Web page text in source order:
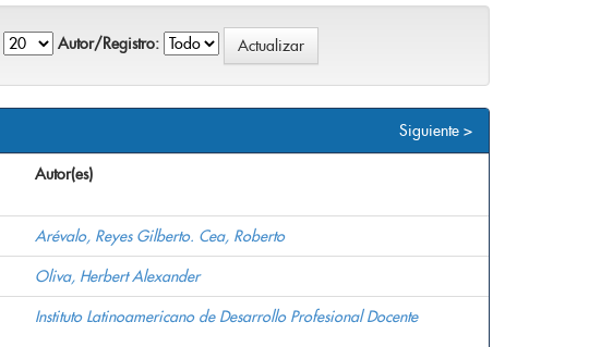
Autor/Registro:
Siguiente >
Autor(es)
Arévalo, Reyes Gilberto. Cea, Roberto
Oliva, Herbert Alexander
Instituto Latinoamericano de Desarrollo Profesional Docente